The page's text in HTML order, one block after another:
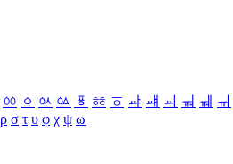
ㆀ ㆁ ㆂ ㆃ ㆄ ㆅ ㆆ ㆇ ㆈ ㆉ ㆊ ㆋ ㆌ
ρ σ τ υ φ χ ψ ω